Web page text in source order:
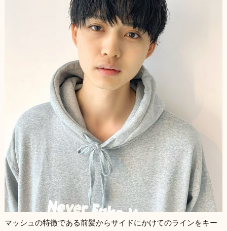
マッシュの特徴である前髪からサイドにかけてのラインをキー